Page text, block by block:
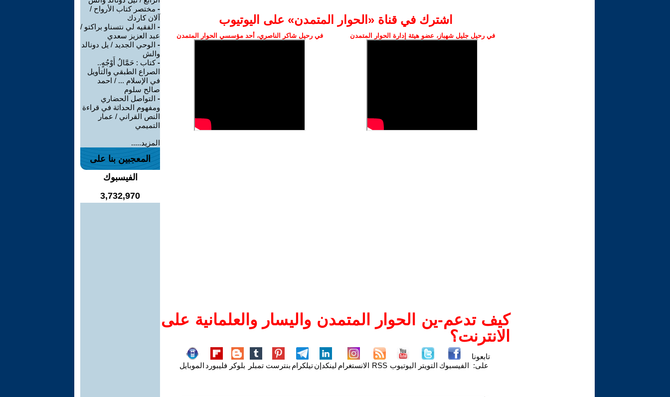
اشترك في قناة ‫«الحوار المتمدن» على اليوتيوب
في رحيل جليل شهباز، عضو هيئة إدارة الحوار المتمدن في رحيل شاكر الناصري، أحد مؤسسي الحوار المتمدن
كيف تدعم-ين الحوار المتمدن واليسار والعلمانية على
الانترنت؟
تابعونا
على: الفيسبوك التويتر اليوتيوب RSS الانستغرام لينكدإنتيلكرام بنترست تمبلر بلوكر فليبورد الموبايل
- مختصر كتاب الأرواح /
آلان كاردك
- الفقيه لي نتسناو براكتو /
عبد العزيز سعدي
- الوحي الجديد / يل دونالد
والش
-كتاب : حَمَّالُ أَوْجُهٍ..
الصراع الطبقي والتأويل
في الإسلام ... / احمد
صالح سلوم
- التواصل الحضاري
ومفهوم الحداثة في قراءة
النص القراني / عمار
التميمي
المزيد.....
المعجبين بنا على
الفيسبوك
3,732,970